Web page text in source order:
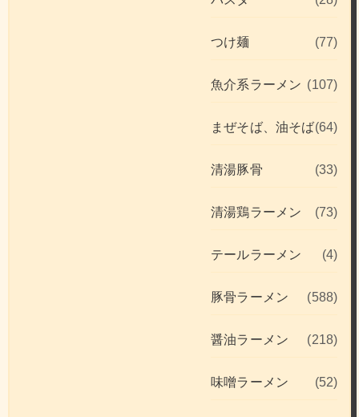
つけ麺 (77)
魚介系ラーメン (107)
まぜそば、油そば(64)
清湯豚骨 (33)
清湯鶏ラーメン (73)
テールラーメン (4)
豚骨ラーメン (588)
醤油ラーメン (218)
味噌ラーメン (52)